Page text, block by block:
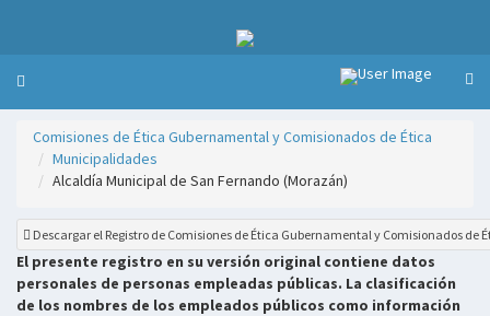
Comisiones de Ética Gubernamental y Comisionados de Ética
Municipalidades
Alcaldía Municipal de San Fernando (Morazán)
Descargar el Registro de Comisiones de Ética Gubernamental y Comisionados de
El presente registro en su versión original contiene datos
personales de personas empleadas públicas. La clasificación
de los nombres de los empleados públicos como información